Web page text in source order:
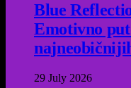
Blue
Emotivno
29 July 2026